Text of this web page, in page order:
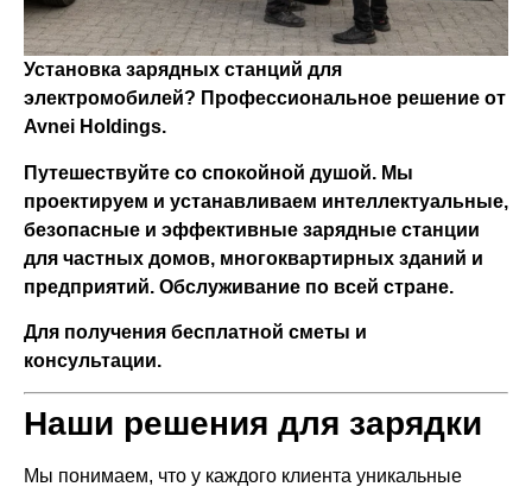
Установка зарядных станций для
электромобилей? Профессиональное решение от
Avnei Holdings.
Путешествуйте со спокойной душой. Мы
проектируем и устанавливаем интеллектуальные,
безопасные и эффективные зарядные станции
для частных домов, многоквартирных зданий и
предприятий. Обслуживание по всей стране.
Для получения бесплатной сметы и
консультации.
Наши решения для зарядки
Мы понимаем, что у каждого клиента уникальные